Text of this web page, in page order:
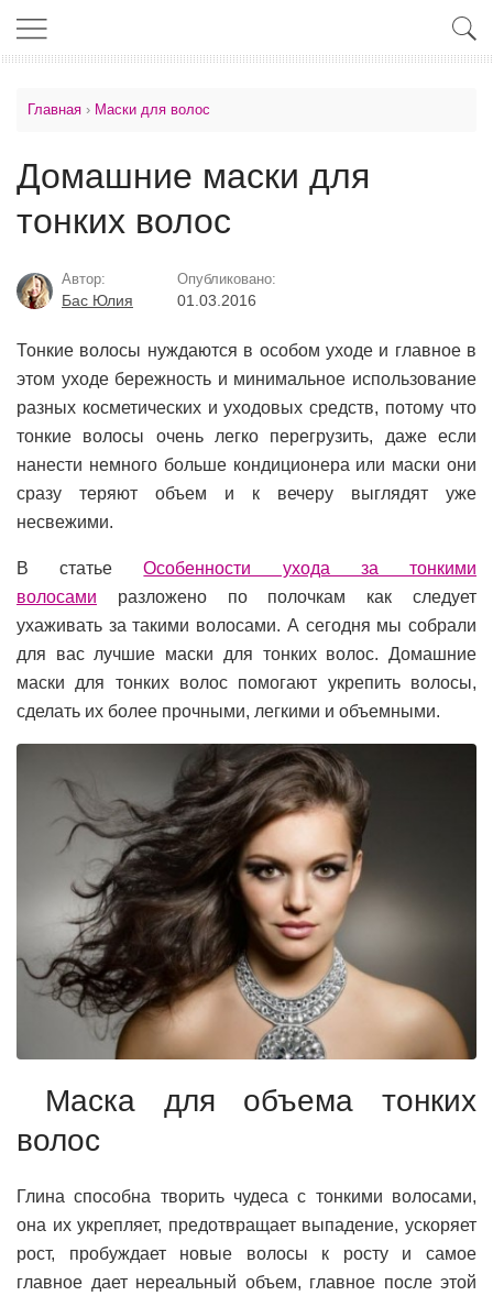
Главная › Маски для волос
Домашние маски для
тонких волос
Автор:
Бас Юлия
Опубликовано:
01.03.2016
Тонкие волосы нуждаются в особом уходе и главное в
этом уходе бережность и минимальное использование
разных косметических и уходовых средств, потому что
тонкие волосы очень легко перегрузить, даже если
нанести немного больше кондиционера или маски они
сразу теряют объем и к вечеру выглядят уже
несвежими.
В статьеОсобенности ухода за тонкими
волосами разложено по полочкам как следует
ухаживать за такими волосами. А сегодня мы собрали
для вас лучшие маски для тонких волос. Домашние
маски для тонких волос помогают укрепить волосы,
сделать их более прочными, легкими и объемными.
Маска для объема тонких
волос
Глина способна творить чудеса с тонкими волосами,
она их укрепляет, предотвращает выпадение, ускоряет
рост, пробуждает новые волосы к росту и самое
главное дает нереальный объем, главное после этой